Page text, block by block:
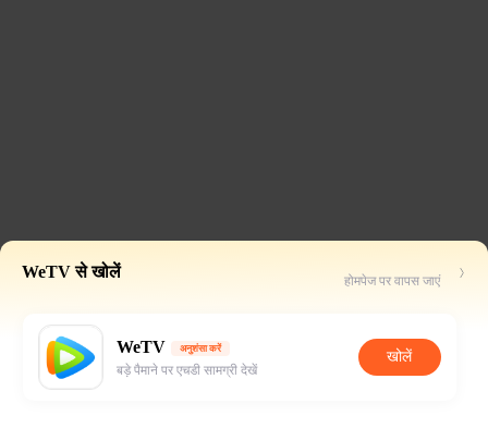
WeTV से खोलें होमपेज पर वापस जाएं
WeTV अनुशंसा करें
बड़े पैमाने पर एचडी सामग्री देखें
खोलें